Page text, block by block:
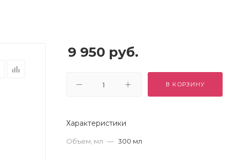
9 950 руб.
В КОРЗИНУ
Характеристики
Объем, мл — 300 мл